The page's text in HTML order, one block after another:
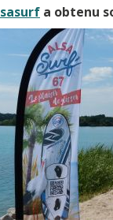
a obtenu